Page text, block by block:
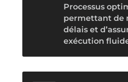
Processus
permettant de
délais et
exécution